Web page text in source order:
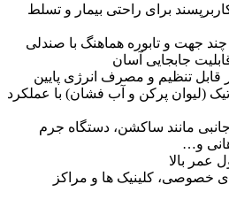
برای راحتی بیمار و تسلط
جهت و تابوره هماهنگ با صندلی
جابجایی آسان
(لیوان پرکن و آب فشان) با عملکرد
مانند ساکشن، دستگاه جرم
و…
عمر بالا
کلینیک ها و مراکز